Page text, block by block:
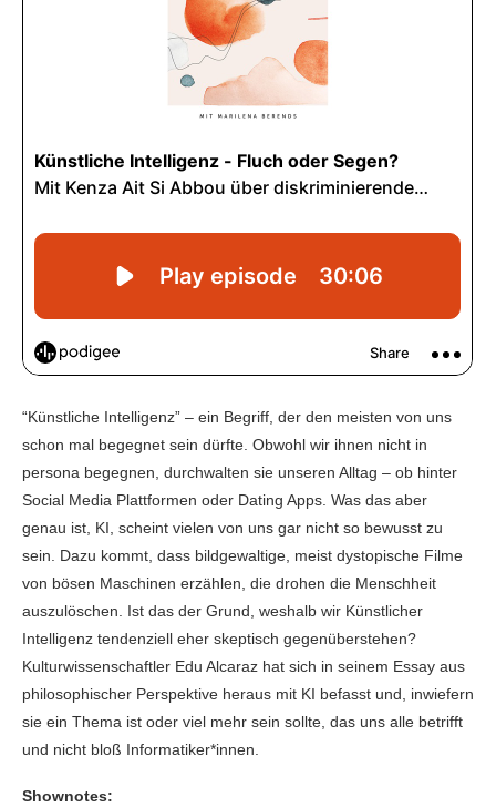
“Künstliche Intelligenz” – ein Begriff, der den meisten von uns
schon mal begegnet sein dürfte. Obwohl wir ihnen nicht in
persona begegnen, durchwalten sie unseren Alltag – ob hinter
Social Media Plattformen oder Dating Apps. Was das aber
genau ist, KI, scheint vielen von uns gar nicht so bewusst zu
sein. Dazu kommt, dass bildgewaltige, meist dystopische Filme
von bösen Maschinen erzählen, die drohen die Menschheit
auszulöschen. Ist das der Grund, weshalb wir Künstlicher
Intelligenz tendenziell eher skeptisch gegenüberstehen?
Kulturwissenschaftler Edu Alcaraz hat sich in seinem Essay aus
philosophischer Perspektive heraus mit KI befasst und, inwiefern
sie ein Thema ist oder viel mehr sein sollte, das uns alle betrifft
und nicht bloß Informatiker*innen.
Shownotes: